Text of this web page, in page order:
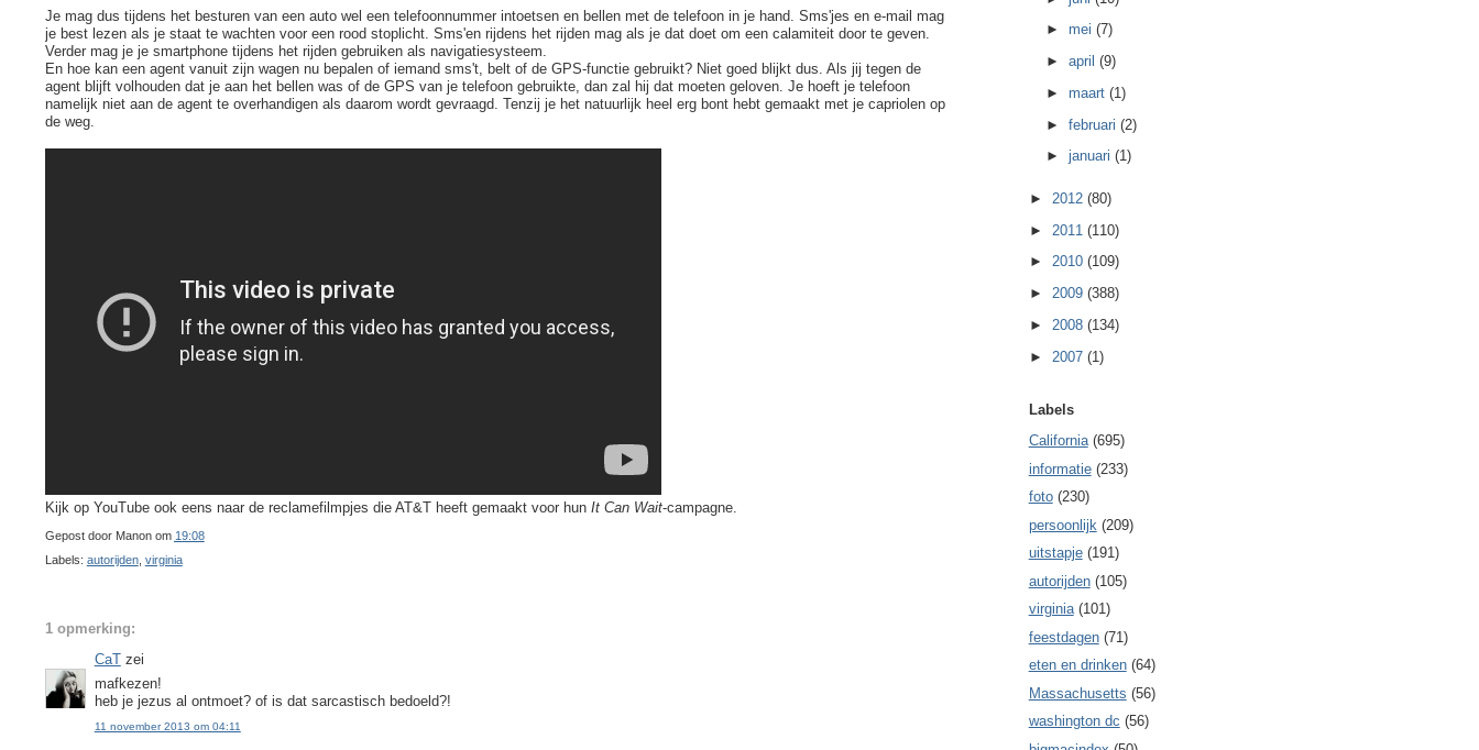
Je mag dus tijdens het besturen van een auto wel een telefoonnummer intoetsen en bellen met de telefoon in je hand. Sms'jes en e-mail mag
je best lezen als je staat te wachten voor een rood stoplicht. Sms'en rijdens het rijden mag als je dat doet om een calamiteit door te geven.
Verder mag je je smartphone tijdens het rijden gebruiken als navigatiesysteem.
En hoe kan een agent vanuit zijn wagen nu bepalen of iemand sms't, belt of de GPS-functie gebruikt? Niet goed blijkt dus. Als jij tegen de
agent blijft volhouden dat je aan het bellen was of de GPS van je telefoon gebruikte, dan zal hij dat moeten geloven. Je hoeft je telefoon
namelijk niet aan de agent te overhandigen als daarom wordt gevraagd. Tenzij je het natuurlijk heel erg bont hebt gemaakt met je capriolen op
de weg.
Kijk op YouTube ook eens naar de reclamefilmpjes die AT&T heeft gemaakt voor hun It Can Wait-campagne.
Gepost door Manon om 19:08
Labels: autorijden, virginia
1 opmerking:
CaTzei
mafkezen!
heb je jezus al ontmoet? of is dat sarcastisch bedoeld?!
11 november 2013 om 04:11
►mei(7)
►april(9)
►maart(1)
►februari(2)
►januari(1)
► 2012 (80)
► 2011 (110)
► 2010 (109)
► 2009 (388)
► 2008 (134)
► 2007 (1)
Labels
California (695)
informatie (233)
foto (230)
persoonlijk (209)
uitstapje (191)
autorijden (105)
virginia (101)
feestdagen (71)
eten en drinken (64)
Massachusetts (56)
washington dc (56)